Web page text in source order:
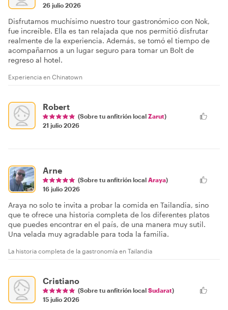
26 julio 2026
Disfrutamos muchísimo nuestro tour gastronómico con Nok,
fue increíble. Ella es tan relajada que nos permitió disfrutar
realmente de la experiencia. Además, se tomó el tiempo de
acompañarnos a un lugar seguro para tomar un Bolt de
regreso al hotel.
Experiencia en Chinatown
Robert
(Sobre tu anfitrión local Zarut)
21 julio 2026
Arne
(Sobre tu anfitrión local Araya)
16 julio 2026
Araya no solo te invita a probar la comida en Tailandia, sino
que te ofrece una historia completa de los diferentes platos
que puedes encontrar en el país, de una manera muy sutil.
Una velada muy agradable para toda la familia.
La historia completa de la gastronomía en Tailandia
Cristiano
(Sobre tu anfitrión local Sudarat)
15 julio 2026